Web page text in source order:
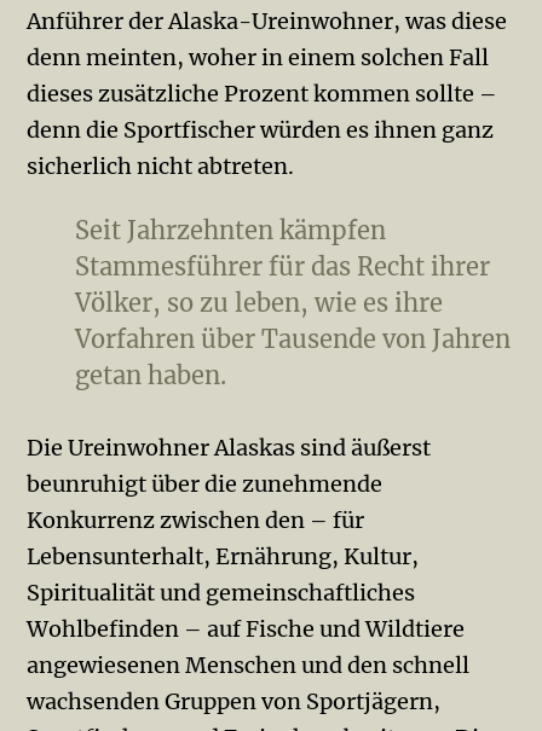
Anführer der Alaska-Ureinwohner, was diese
denn meinten, woher in einem solchen Fall
dieses zusätzliche Prozent kommen sollte –
denn die Sportfischer würden es ihnen ganz
sicherlich nicht abtreten.
Seit Jahrzehnten kämpfen
Stammesführer für das Recht ihrer
Völker, so zu leben, wie es ihre
Vorfahren über Tausende von Jahren
getan haben.
Die Ureinwohner Alaskas sind äußerst
beunruhigt über die zunehmende
Konkurrenz zwischen den – für
Lebensunterhalt, Ernährung, Kultur,
Spiritualität und gemeinschaftliches
Wohlbefinden – auf Fische und Wildtiere
angewiesenen Menschen und den schnell
wachsenden Gruppen von Sportjägern,